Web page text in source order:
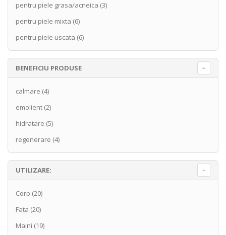
pentru piele grasa/acneica (3)
pentru piele mixta (6)
pentru piele uscata (6)
BENEFICIU PRODUSE
calmare (4)
emolient (2)
hidratare (5)
regenerare (4)
UTILIZARE:
Corp (20)
Fata (20)
Maini (19)